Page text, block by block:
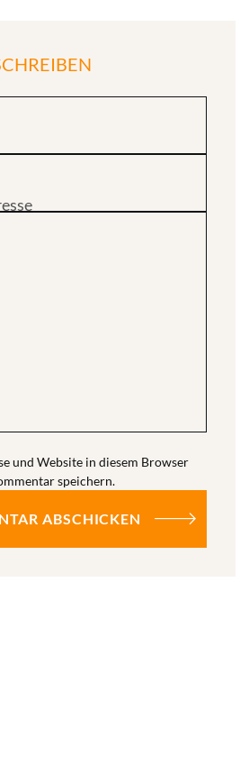
und Website in diesem Browser
speichern.